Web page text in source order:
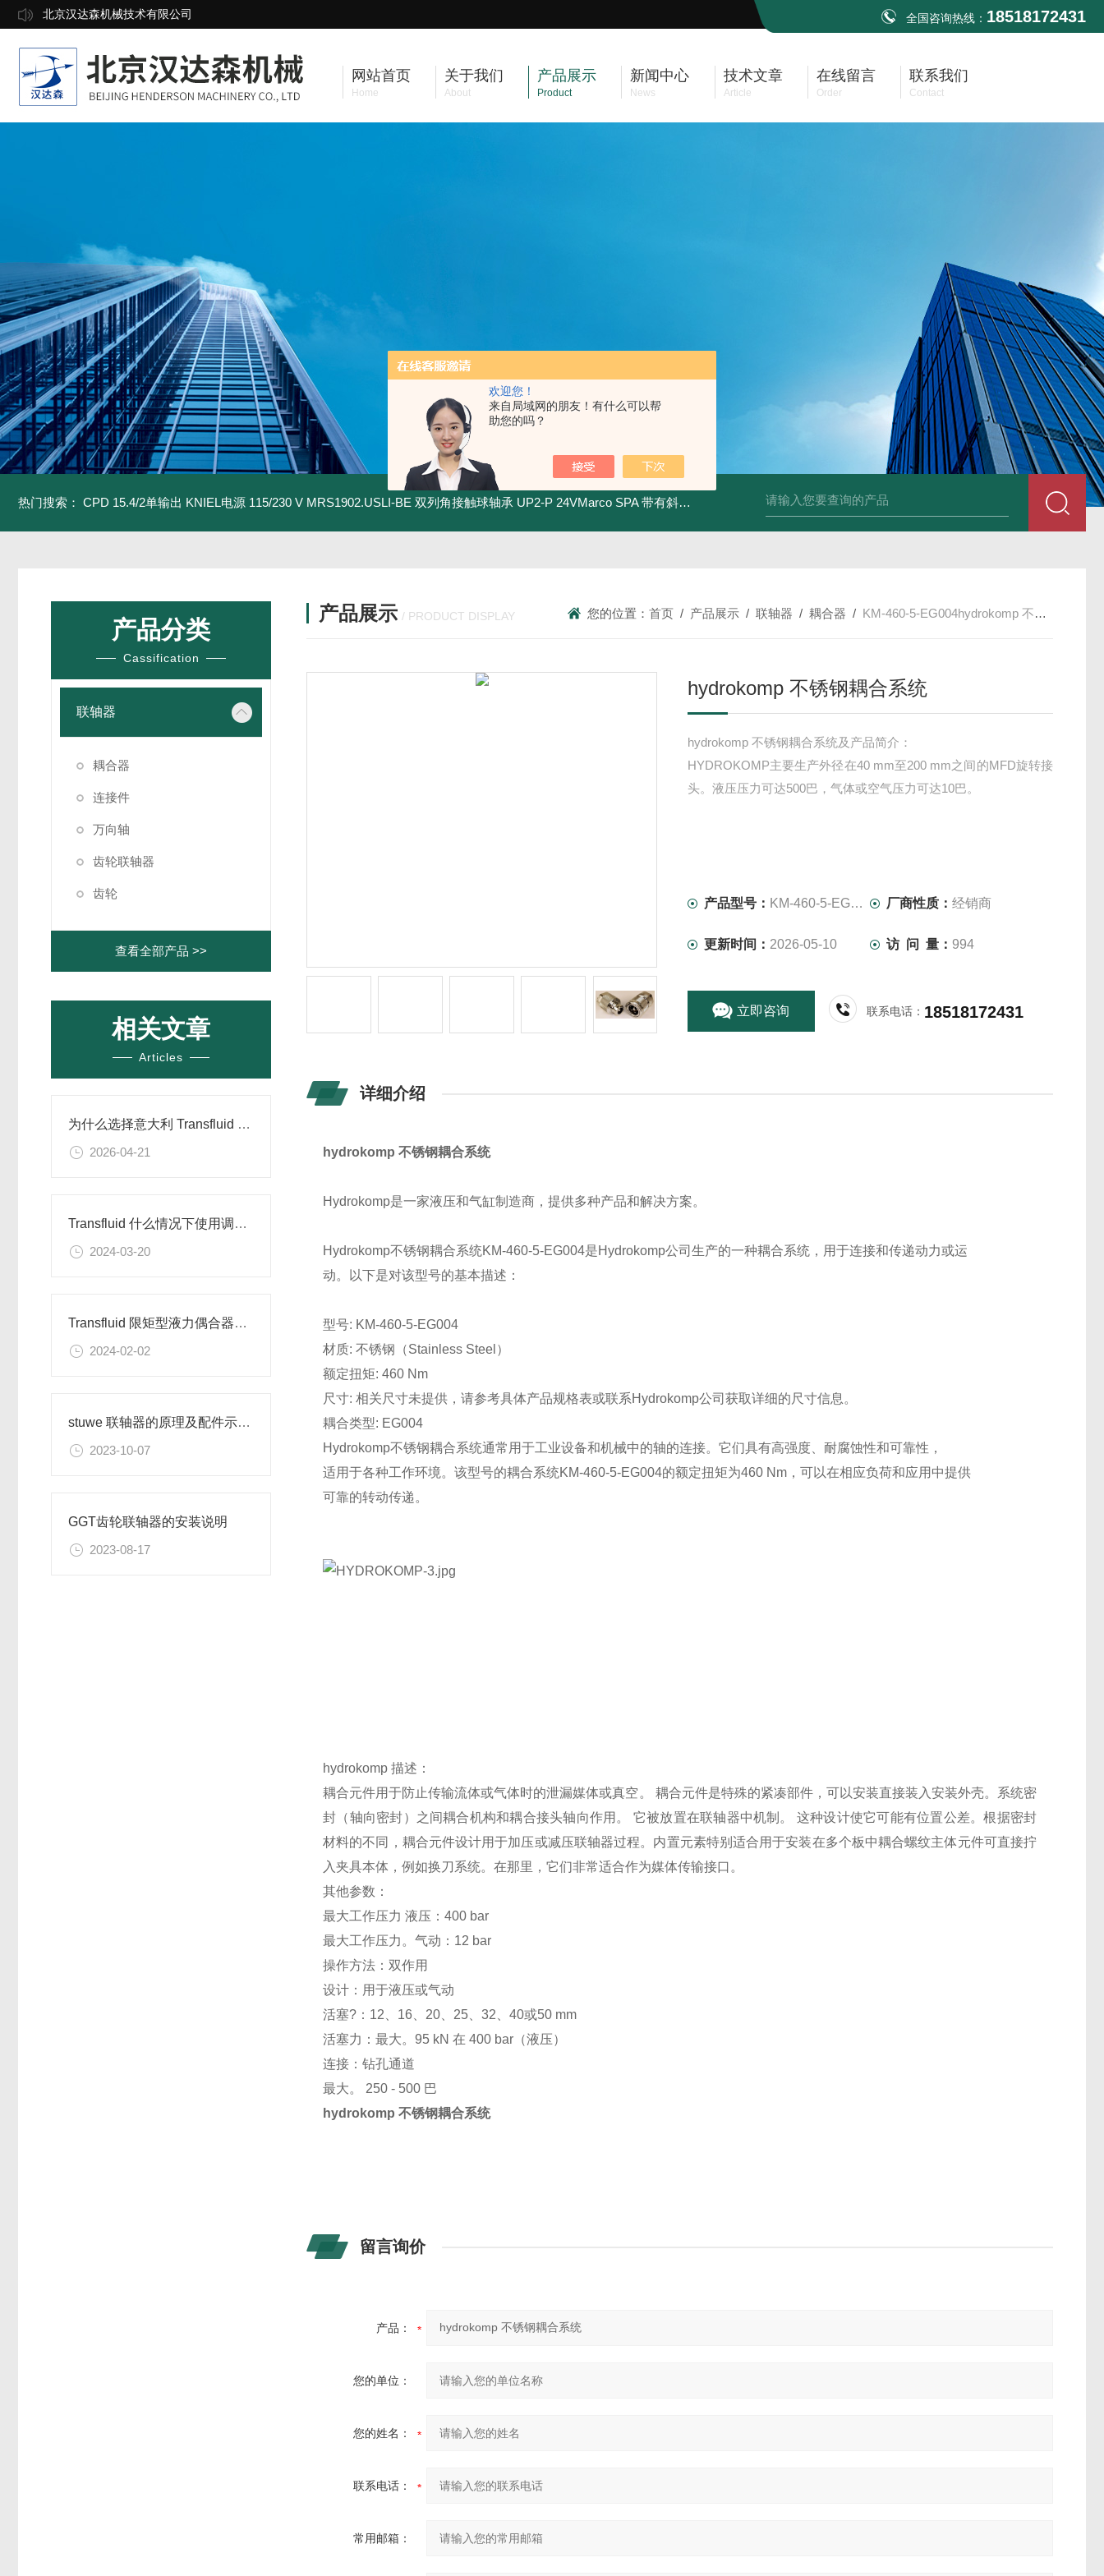
欢迎您！
来自局域网的朋友！有什么可以帮
助您的吗？
北京汉达森机械技术有限公司 全国咨询热线： 18518172431
网站首页
Home
关于我们
About
产品展示
Product
新闻中心
News
技术文章
Article
在线留言
Order
联系我们
Contact
热门搜索： CPD 15.4/2单输出 KNIEL电源 115/230 V MRS1902.USLI-BE 双列角接触球轴承 UP2-P 24VMarco SPA 带有斜齿轮青铜润滑油泵 UP2-P 24VMarco SPA带有螺旋青铜齿轮的自吸电动泵
产品分类
Cassification
联轴器
耦合器
连接件
万向轴
齿轮联轴器
齿轮
查看全部产品 >>
相关文章
Articles
为什么选择意大利 Transfluid S.p.A 传斯罗伊
2026-04-21
Transfluid 什么情况下使用调速型液力偶合器？
2024-03-20
Transfluid 限矩型液力偶合器的介质
2024-02-02
stuwe 联轴器的原理及配件示意安装
2023-10-07
GGT齿轮联轴器的安装说明
2023-08-17
产品展示 / PRODUCT DISPLAY 您的位置：首页 / 产品展示 /联轴器 /耦合器 / KM-460-5-EG004hydrokomp 不锈钢耦合系统
hydrokomp 不锈钢耦合系统
hydrokomp 不锈钢耦合系统及产品简介：
HYDROKOMP主要生产外径在40 mm至200 mm之间的MFD旋转接
头。液压压力可达500巴，气体或空气压力可达10巴。
产品型号： KM-460-5-EG004 厂商性质：经销商
更新时间： 2026-05-10 访 问 量： 994
立即咨询 联系电话： 18518172431
详细介绍
hydrokomp 不锈钢耦合系统
Hydrokomp是一家液压和气缸制造商，提供多种产品和解决方案。
Hydrokomp不锈钢耦合系统KM-460-5-EG004是Hydrokomp公司生产的一种耦合系统，用于连接和传递动力或运
动。以下是对该型号的基本描述：
型号: KM-460-5-EG004
材质: 不锈钢（Stainless Steel）
额定扭矩: 460 Nm
尺寸: 相关尺寸未提供，请参考具体产品规格表或联系Hydrokomp公司获取详细的尺寸信息。
耦合类型: EG004
Hydrokomp不锈钢耦合系统通常用于工业设备和机械中的轴的连接。它们具有高强度、耐腐蚀性和可靠性，
适用于各种工作环境。该型号的耦合系统KM-460-5-EG004的额定扭矩为460 Nm，可以在相应负荷和应用中提供
可靠的转动传递。
hydrokomp 描述：
耦合元件用于防止传输流体或气体时的泄漏媒体或真空。 耦合元件是特殊的紧凑部件，可以安装直接装入安装外壳。系统密
封（轴向密封）之间耦合机构和耦合接头轴向作用。 它被放置在联轴器中机制。 这种设计使它可能有位置公差。根据密封
材料的不同，耦合元件设计用于加压或减压联轴器过程。内置元素特别适合用于安装在多个板中耦合螺纹主体元件可直接拧
入夹具本体，例如换刀系统。在那里，它们非常适合作为媒体传输接口。
其他参数：
最大工作压力 液压：400 bar
最大工作压力。气动：12 bar
操作方法：双作用
设计：用于液压或气动
活塞?：12、16、20、25、32、40或50 mm
活塞力：最大。95 kN 在 400 bar（液压）
连接：钻孔通道
最大。 250 - 500 巴
hydrokomp 不锈钢耦合系统
留言询价
产品：
您的单位：
您的姓名：
联系电话：
常用邮箱：